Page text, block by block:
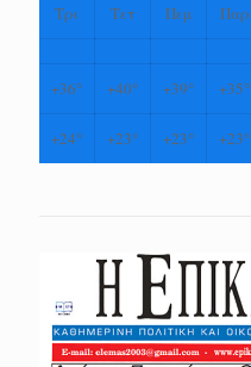
Τρι
Τετ Πεμ Παρ
+36° +40° +39° +35°
+24° +23° +23° +23°